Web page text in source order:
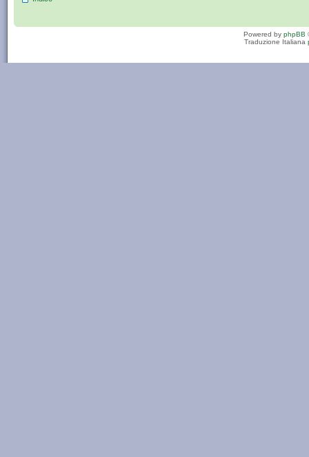
Powered by phpBB
Traduzione Italiana